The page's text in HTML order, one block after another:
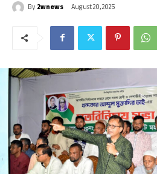
By2wnews August 20, 2025